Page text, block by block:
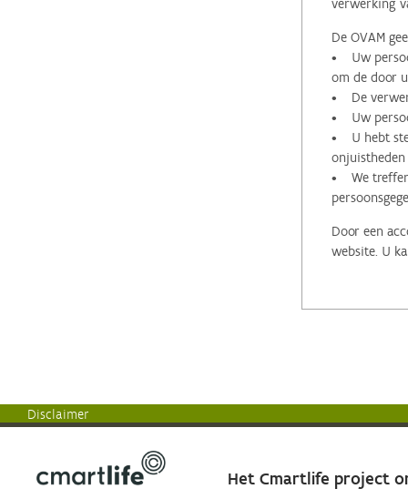
verwerking
De OVAM
• Uw
om de door
• De
• Uw
• U hebt
onjuistheden
• We treffen
Door een
website. U
Disclaimer
Het Cmartlife project